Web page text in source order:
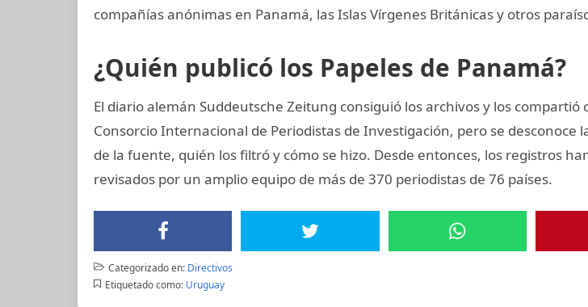
compañías anónimas en Panamá, las Islas Vírgenes Británicas y otros
¿Quién publicó los Papeles de Panamá?
El diario alemán Suddeutsche Zeitung consiguió los archivos y los compartió
Consorcio Internacional de Periodistas de Investigación, pero se desconoce
de la fuente, quién los filtró y cómo se hizo. Desde entonces, los registros
revisados por un amplio equipo de más de 370 periodistas de 76 países.
Categorizado en: Directivos
Etiquetado como: Uruguay